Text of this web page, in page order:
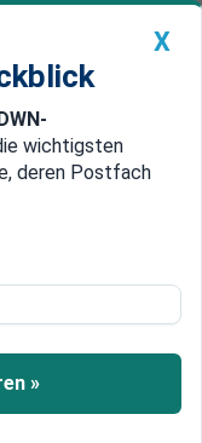
Premium
China
erwartete
neue
X
DWN-
wichtigsten
deren Postfach
»